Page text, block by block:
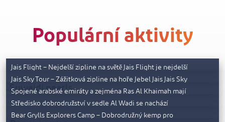
Populární aktivity
Jais Flight – nejdelší zipline na světě
Jais Flight – Nejdelší zipline na světě Jais Flight je nejdelší
zipline na světě, měří…
Jais Sky Tour
Jais Sky Tour – Zážitková zipline na hoře Jebel Jais Jais Sky
Tour provede odvážné…
Suwaidi Pearls
Spojené arabské emiráty a zejména Ras Al Khaimah mají
mimořádnou historii lovců perel, která sahá…
Středisko dobrodružství v sedle Al
Wadi
Středisko dobrodružství v sedle Al Wadi se nachází
uprostřed červených dun pouštní oblasti Ras Al…
Bear Grylls Explorers Camp
Bear Grylls Explorers Camp – Dobrodružný kemp pro
Lanová dráha Jais